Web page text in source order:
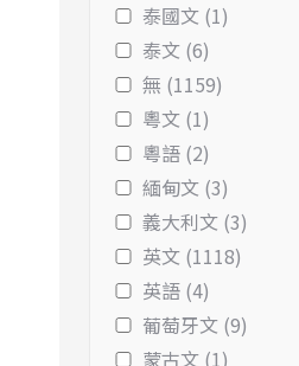
泰國文 (1)
泰文 (6)
無 (1159)
粵文 (1)
粵語 (2)
緬甸文 (3)
義大利文 (3)
英文 (1118)
英語 (4)
葡萄牙文 (9)
蒙古文 (1)